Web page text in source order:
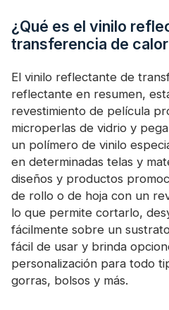
¿Qué es el vinilo
transferencia de
El vinilo reflectante de
reflectante en resumen,
revestimiento de película
microperlas de vidrio y
un polímero de vinilo
en determinadas telas y
diseños y productos
de rollo o de hoja con un
lo que permite cortarlo,
fácilmente sobre un
fácil de usar y brinda
personalización para todo
gorras, bolsos y más.